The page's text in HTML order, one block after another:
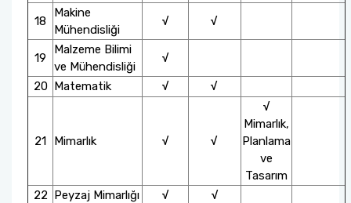
18
Makine
Mühendisliği
√ √
19
Malzeme Bilimi
ve Mühendisliği
√
20 Matematik √ √
21 Mimarlık √ √
√
Mimarlık,
Planlama
ve
Tasarım
22 Peyzaj Mimarlığı √ √